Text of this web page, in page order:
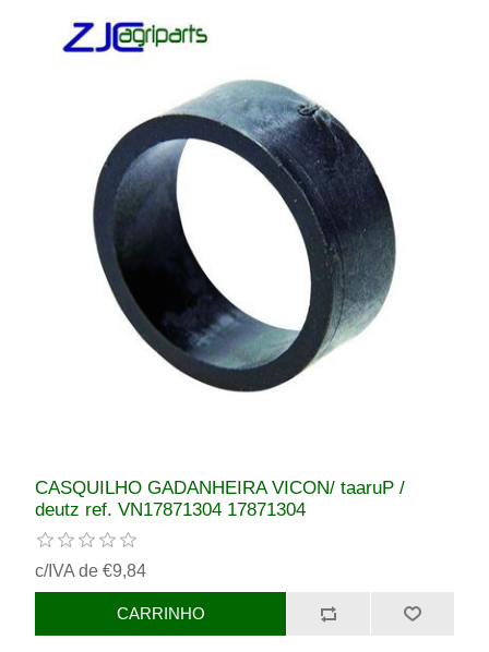
CASQUILHO GADANHEIRA VICON/ taaruP /
deutz ref. VN17871304 17871304
c/IVA de €9,84